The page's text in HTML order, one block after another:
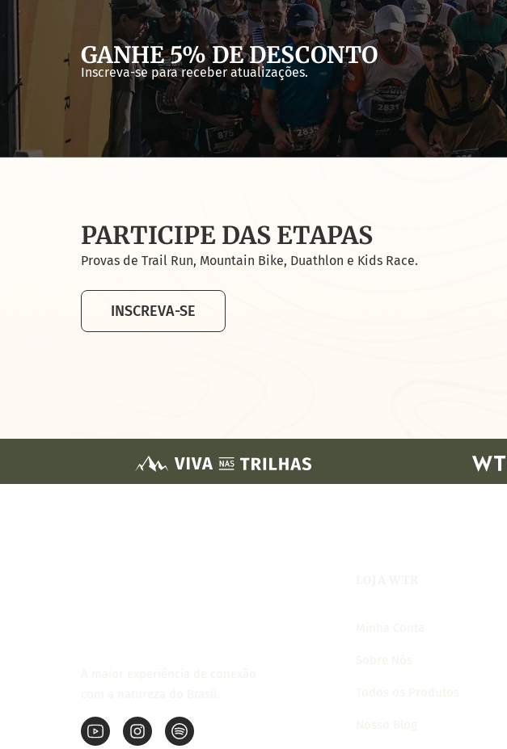
GANHE 5% DE DESCONTO
Inscreva-se para receber atualizações.
PARTICIPE DAS ETAPAS
Provas de Trail Run, Mountain Bike, Duathlon e Kids Race.
INSCREVA-SE